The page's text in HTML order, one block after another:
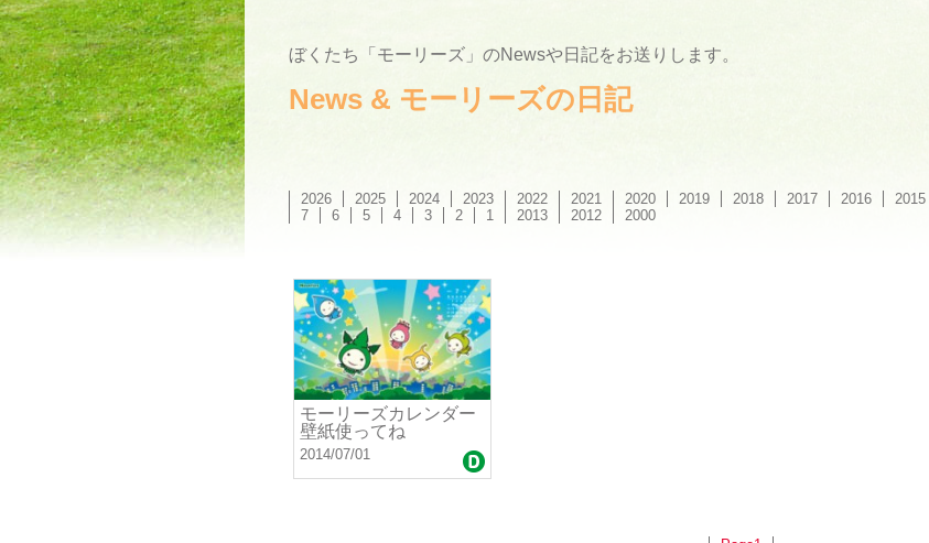
ぼくたち「モーリーズ」のNewsや日記をお送りします。
News & モーリーズの日記
2026 2025 2024 2023 2022 2021 2020 2019 2018 2017 2016 2015
7
6 5 4 3 2 1 2013 2012 2000
モーリーズカレンダー
壁紙使ってね
2014/07/01